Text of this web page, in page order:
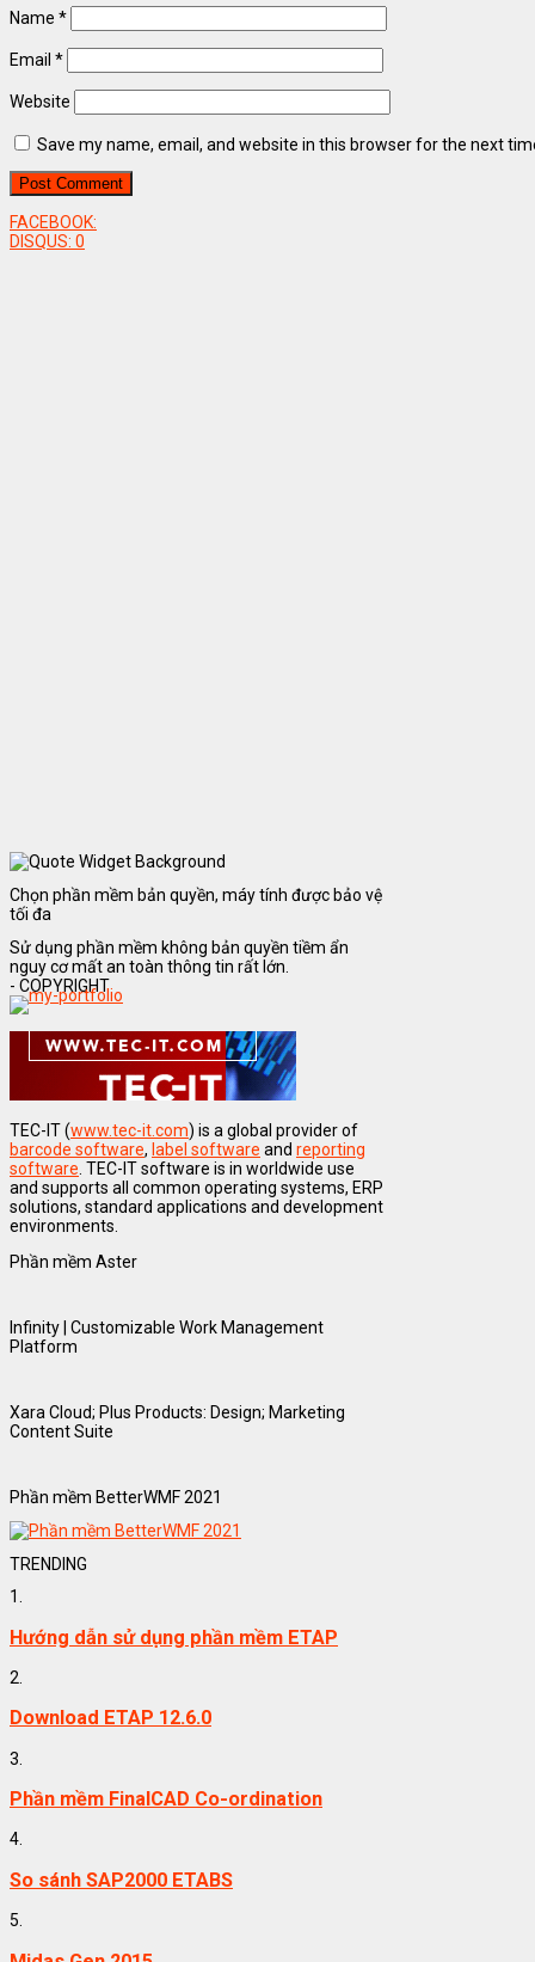
Name *
Email *
Website
Save my name, email, and website in this browser for the next
FACEBOOK:
DISQUS: 0
Chọn phần mềm bản quyền, máy tính được bảo vệ
tối đa
Sử dụng phần mềm không bản quyền tiềm ẩn
nguy cơ mất an toàn thông tin rất lớn.
- COPYRIGHT
TEC-IT (www.tec-it.com) is a global provider of
barcode software, label software and reporting
software . TEC-IT software is in worldwide use
and supports all common operating systems, ERP
solutions, standard applications and development
environments.
Phần mềm Aster
Infinity | Customizable Work Management
Platform
Xara Cloud; Plus Products: Design; Marketing
Content Suite
Phần mềm BetterWMF 2021
TRENDING
1.
Hướng dẫn sử dụng phần mềm ETAP
2.
Download ETAP 12.6.0
3.
Phần mềm FinalCAD Co-ordination
4.
So sánh SAP2000 ETABS
5.